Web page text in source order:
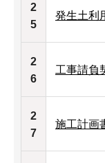
2
5
発生土利
2
6
工事請負
2
7
施工計画